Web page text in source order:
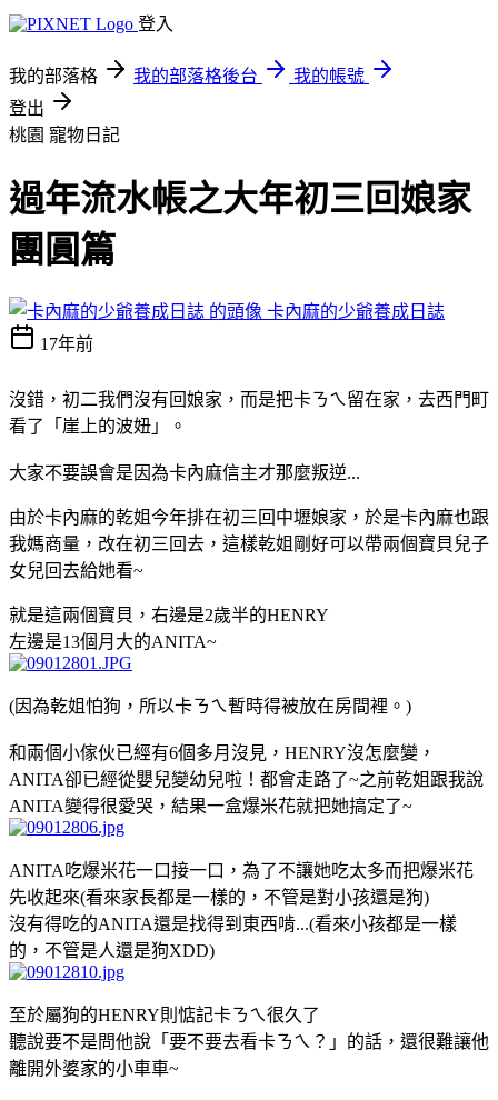
登入
我的部落格 我的部落格後台
我的帳號
登出
桃園 寵物日記
過年流水帳之大年初三回娘家
團圓篇
卡內麻的少爺養成日誌
17年前
沒錯，初二我們沒有回娘家，而是把卡ㄋㄟ留在家，去西門町
看了「崖上的波妞」。
大家不要誤會是因為卡內麻信主才那麼叛逆...
由於卡內麻的乾姐今年排在初三回中壢娘家，於是卡內麻也跟
我媽商量，改在初三回去，這樣乾姐剛好可以帶兩個寶貝兒子
女兒回去給她看~
就是這兩個寶貝，右邊是2歲半的HENRY
左邊是13個月大的ANITA~
(因為乾姐怕狗，所以卡ㄋㄟ暫時得被放在房間裡。)
和兩個小傢伙已經有6個多月沒見，HENRY沒怎麼變，
ANITA卻已經從嬰兒變幼兒啦！都會走路了~之前乾姐跟我說
ANITA變得很愛哭，結果一盒爆米花就把她搞定了~
ANITA吃爆米花一口接一口，為了不讓她吃太多而把爆米花
先收起來(看來家長都是一樣的，不管是對小孩還是狗)
沒有得吃的ANITA還是找得到東西啃...(看來小孩都是一樣
的，不管是人還是狗XDD)
至於屬狗的HENRY則惦記卡ㄋㄟ很久了
聽說要不是問他說「要不要去看卡ㄋㄟ？」的話，還很難讓他
離開外婆家的小車車~